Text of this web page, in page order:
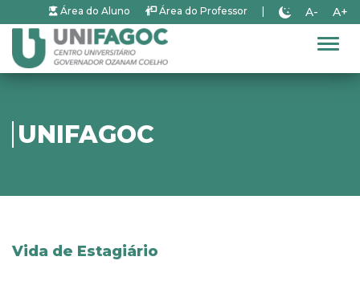
Área do Aluno Área do Professor A- A+
UNIFAGOC
Vida de Estagiário